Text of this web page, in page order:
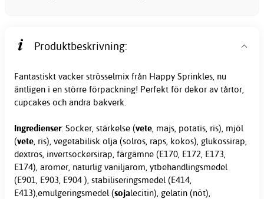
Produktbeskrivning:
Fantastiskt vacker strösselmix från Happy Sprinkles, nu
äntligen i en större förpackning! Perfekt för dekor av tårtor,
cupcakes och andra bakverk.
Ingredienser: Socker, stärkelse (vete, majs, potatis, ris), mjöl
(vete, ris), vegetabilisk olja (solros, raps, kokos), glukossirap,
dextros, invertsockersirap, färgämne (E170, E172, E173,
E174), aromer, naturlig vaniljarom, ytbehandlingsmedel
(E901, E903, E904 ), stabiliseringsmedel (E414,
E413),emulgeringsmedel (sojalecitin), gelatin (nöt),